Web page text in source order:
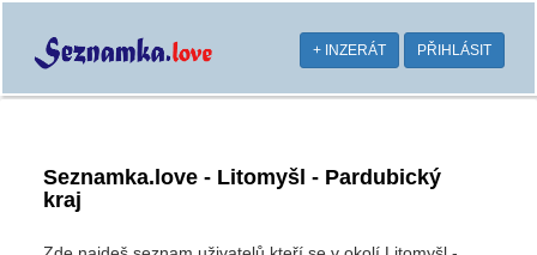
+ INZERÁT PŘIHLÁSIT
Seznamka.love - Litomyšl - Pardubický
kraj